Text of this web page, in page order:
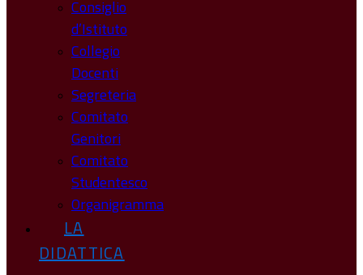
Consiglio
d’Istituto
Collegio
Docenti
Segreteria
Comitato
Genitori
Comitato
Studentesco
Organigramma
LA
DIDATTICA